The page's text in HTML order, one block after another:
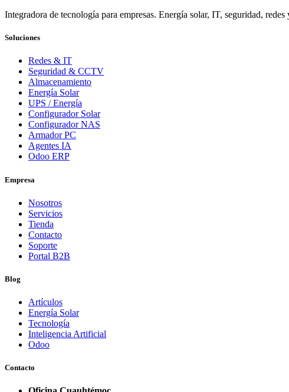
Integradora de tecnología para empresas. Energía solar, IT, seguridad, redes
Soluciones
Redes & IT
Seguridad & CCTV
Almacenamiento
Energía Solar
UPS / Energía
Configurador Solar
Configurador NAS
Armador PC
Agentes IA
Odoo ERP
Empresa
Nosotros
Servicios
Tienda
Contacto
Soporte
Portal B2B
Blog
Artículos
Energía Solar
Tecnología
Inteligencia Artificial
Odoo
Contacto